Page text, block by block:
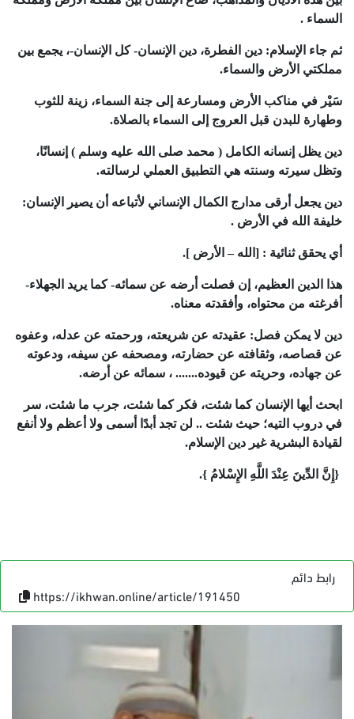
السماء .
ثم جاء الإسلام: دين الفطرة، دين الإنسان- كل الإنسان-، يجمع بين
مملكتي الأرض والسماء.
سَيْر في مناكب الأرض ومسارعة إلى جنة السماء، زينة للثوب
وطهارة للبدن قبل العروج إلى السماء بالصلاة.
دين يظل إنسانه الكامل ( محمد صلى الله عليه وسلم ) إنسانًا،
وتظل سيرته وسنته هي التطبيق العملي لرسالته.
دين يجعل أرقى مدارج الكمال الإنساني لأتباعه أن يصير الإنسان:
خليفة الله في الأرض .
أي يحقق ثنائية : [الله – الأرض ].
هذا الدين العظيم، إن فصلت أرضه عن سمائه- كما يريد الجهلاء-
أفرغته من محتواه، وأفقدته معناه.
دين لا يمكن فصل: عقيدته عن شريعته، ورحمته عن عدله، وعفوه
عن قصاصه، وثقافته عن حضارته، ومصحفه عن سيفه، ودعوته
عن جهاده، وحريته عن قيوده....... ، سمائه عن أرضه.
ابحث أيها الإنسان كما شئت، فكر كما شئت، جرب ما شئت، سر
في دروب التيه؛ حيث شئت .. لن تجد أبدًا أسمى ولا أعظم ولا أنفع
لقيادة البشرية غير دين الإسلام.
{إِنَّ الدِّينَ عِنْدَ اللَّهِ الإِسْلامُ }.
رابط دائم
https://ikhwan.online/article/191450